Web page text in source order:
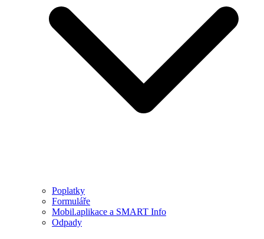
Poplatky
Formuláře
Mobil.aplikace a SMART Info
Odpady